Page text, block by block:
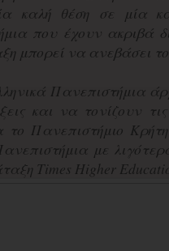
καλή θέση σε μία
που έχουν ακριβά
μπορεί να ανεβάσει
Πανεπιστήμια
και να τονίζουν τις
Πανεπιστήμιο
με
Times Higher